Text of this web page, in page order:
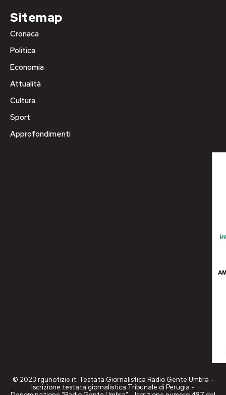
Sitemap
Cronaca
Politica
Economia
Attualità
Cultura
Sport
Approfondimenti
© 2023 rgunotizie.it: Testata Giornalistica Radio Gente Umbra -
Iscrizione testata giornalistica Tribunale di Perugia -